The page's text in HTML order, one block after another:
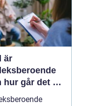
är
hur går det att
mönstret?